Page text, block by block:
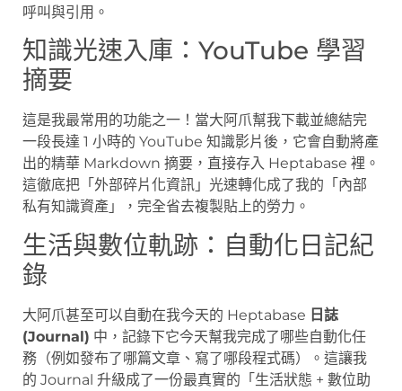
呼叫與引用。
知識光速入庫：YouTube 學習
摘要
這是我最常用的功能之一！當大阿爪幫我下載並總結完
一段長達 1 小時的 YouTube 知識影片後，它會自動將產
出的精華 Markdown 摘要，直接存入 Heptabase 裡。
這徹底把「外部碎片化資訊」光速轉化成了我的「內部
私有知識資產」，完全省去複製貼上的勞力。
生活與數位軌跡：自動化日記紀
錄
大阿爪甚至可以自動在我今天的 Heptabase 日誌
(Journal) 中，記錄下它今天幫我完成了哪些自動化任
務（例如發布了哪篇文章、寫了哪段程式碼）。這讓我
的 Journal 升級成了一份最真實的「生活狀態 + 數位助